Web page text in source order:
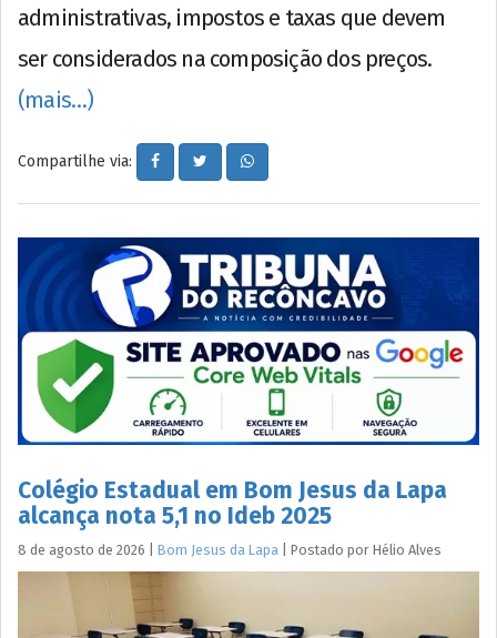
administrativas, impostos e taxas que devem
ser considerados na composição dos preços.
(mais…)
Compartilhe via:
Colégio Estadual em Bom Jesus da Lapa
alcança nota 5,1 no Ideb 2025
8 de agosto de 2026 Bom Jesus da Lapa Postado por Hélio Alves